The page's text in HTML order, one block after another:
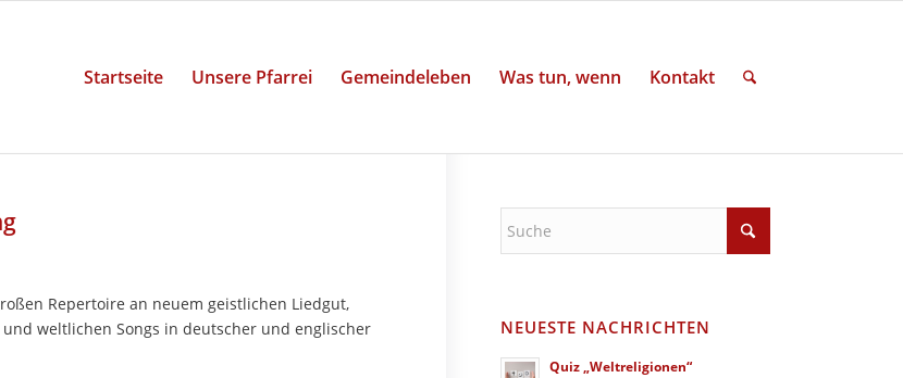
Startseite Unsere Pfarrei Gemeindeleben Was tun, wenn Kontakt
Repertoire an neuem geistlichen Liedgut,
und weltlichen Songs in deutscher und englischer
NEUESTE NACHRICHTEN
Quiz „Weltreligionen“